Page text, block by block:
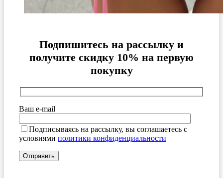
Подпишитесь на рассылку и
получите скидку 10% на первую
покупку
Ваш e-mail
Подписываясь на рассылку, вы соглашаетесь с
условиями политики конфиденциальности